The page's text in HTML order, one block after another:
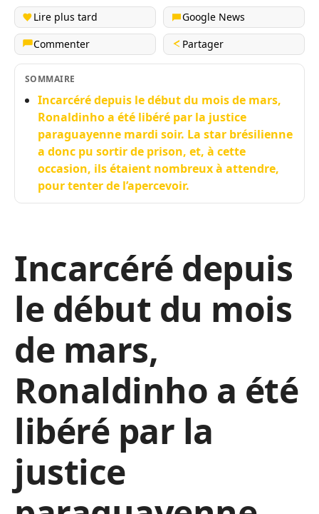
Lire plus tard
Google News
Commenter
Partager
SOMMAIRE
Incarcéré depuis le début du mois de mars,
Ronaldinho a été libéré par la justice
paraguayenne mardi soir. La star brésilienne
a donc pu sortir de prison, et, à cette
occasion, ils étaient nombreux à attendre,
pour tenter de l’apercevoir.
Incarcéré depuis
le début du mois
de mars,
Ronaldinho a été
libéré par la
justice